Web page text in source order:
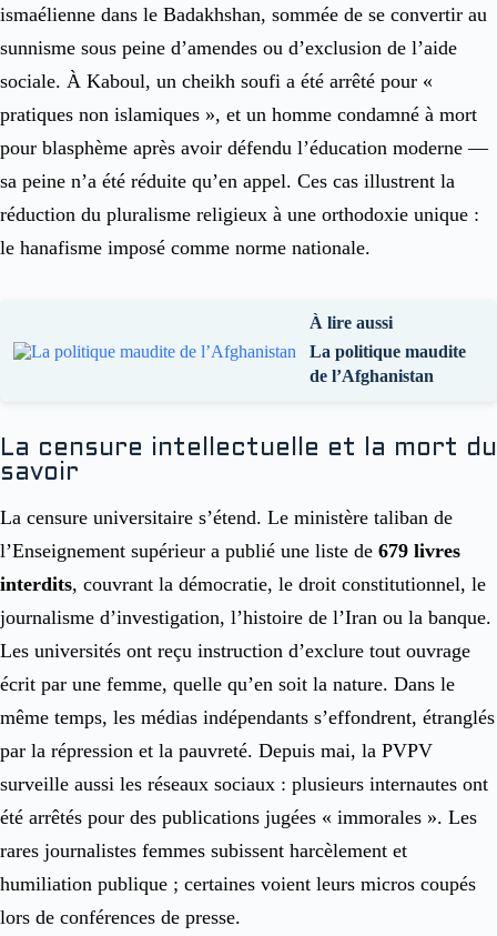
ismaélienne dans le Badakhshan, sommée de se convertir au
sunnisme sous peine d’amendes ou d’exclusion de l’aide
sociale. À Kaboul, un cheikh soufi a été arrêté pour «
pratiques non islamiques », et un homme condamné à mort
pour blasphème après avoir défendu l’éducation moderne —
sa peine n’a été réduite qu’en appel. Ces cas illustrent la
réduction du pluralisme religieux à une orthodoxie unique :
le hanafisme imposé comme norme nationale.
À lire aussi
La politique maudite
de l’Afghanistan
La censure intellectuelle et la mort du
savoir
La censure universitaire s’étend. Le ministère taliban de
l’Enseignement supérieur a publié une liste de 679 livres
interdits, couvrant la démocratie, le droit constitutionnel, le
journalisme d’investigation, l’histoire de l’Iran ou la banque.
Les universités ont reçu instruction d’exclure tout ouvrage
écrit par une femme, quelle qu’en soit la nature. Dans le
même temps, les médias indépendants s’effondrent, étranglés
par la répression et la pauvreté. Depuis mai, la PVPV
surveille aussi les réseaux sociaux : plusieurs internautes ont
été arrêtés pour des publications jugées « immorales ». Les
rares journalistes femmes subissent harcèlement et
humiliation publique ; certaines voient leurs micros coupés
lors de conférences de presse.